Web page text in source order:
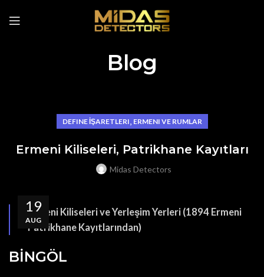
Blog
DEFINE İŞARETLERI, ERMENI VE RUMLAR
Ermeni Kiliseleri, Patrikhane Kayıtları
Midas Detectors
19
AUG
Ermeni Kiliseleri ve Yerleşim Yerleri (1894 Ermeni
Patrikhane Kayıtlarından)
BİNGÖL